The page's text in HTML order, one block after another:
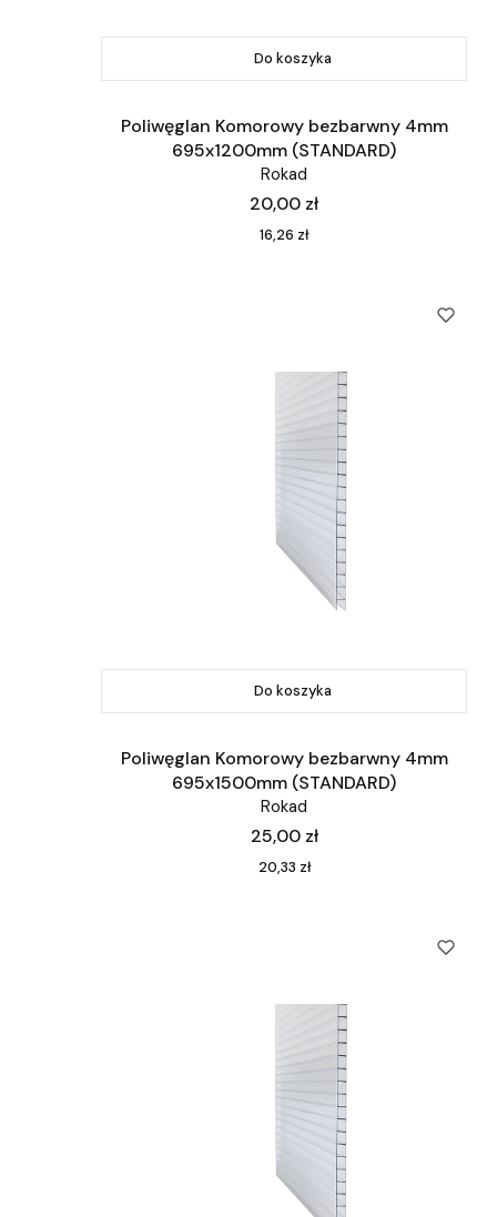
Do koszyka
Poliwęglan Komorowy bezbarwny 4mm
695x1200mm (STANDARD)
Rokad
Cena
20,00 zł
Cena
16,26 zł
Do koszyka
Poliwęglan Komorowy bezbarwny 4mm
695x1500mm (STANDARD)
Rokad
Cena
25,00 zł
Cena
20,33 zł